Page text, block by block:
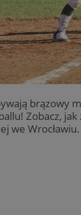
brązowy
Zobacz, jak
we Wrocławiu.